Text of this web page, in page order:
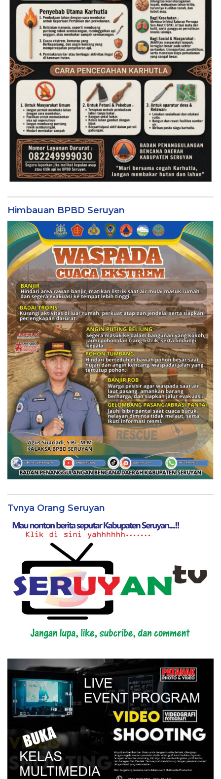
Himbauan BPBD Seruyan
Tvnya Orang Seruyan